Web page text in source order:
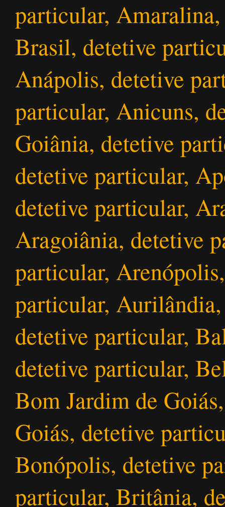
particular,
Brasil, detetive
Anápolis, detetive
particular, Anicuns,
Goiânia, detetive
detetive particular,
detetive particular,
Aragoiânia, detetive
particular,
particular,
detetive particular,
detetive particular,
Bom Jardim de
Goiás, detetive
Bonópolis, detetive
particular, Britânia,